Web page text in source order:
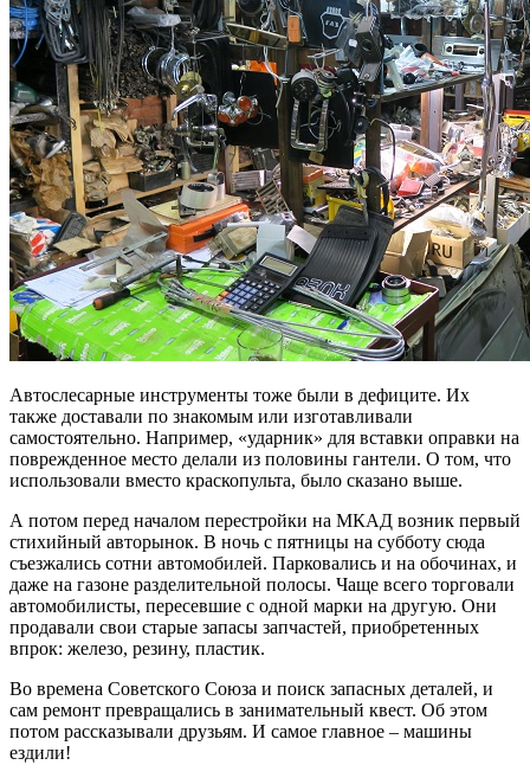
Автослесарные инструменты тоже были в дефиците. Их
также доставали по знакомым или изготавливали
самостоятельно. Например, «ударник» для вставки оправки на
поврежденное место делали из половины гантели. О том, что
использовали вместо краскопульта, было сказано выше.
А потом перед началом перестройки на МКАД возник первый
стихийный авторынок. В ночь с пятницы на субботу сюда
съезжались сотни автомобилей. Парковались и на обочинах, и
даже на газоне разделительной полосы. Чаще всего торговали
автомобилисты, пересевшие с одной марки на другую. Они
продавали свои старые запасы запчастей, приобретенных
впрок: железо, резину, пластик.
Во времена Советского Союза и поиск запасных деталей, и
сам ремонт превращались в занимательный квест. Об этом
потом рассказывали друзьям. И самое главное – машины
ездили!